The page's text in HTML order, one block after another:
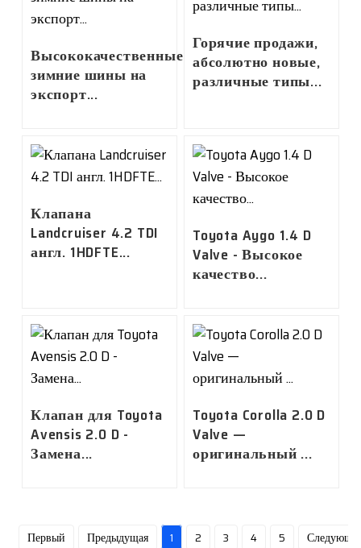
Высококачественные
зимние шины на
экспорт...
Горячие продажи,
абсолютно новые,
различные типы...
Клапана
Landcruiser 4.2 TDI
англ. 1HDFTE...
Toyota Aygo 1.4 D
Valve - Высокое
качество...
Клапан для Toyota
Avensis 2.0 D -
Замена...
Toyota Corolla 2.0 D
Valve —
оригинальный ...
Первый Предыдущая 1 2 3 4 5